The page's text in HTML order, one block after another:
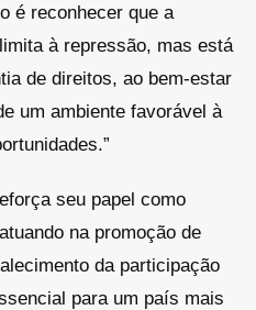
é reconhecer que a
à repressão, mas está
de direitos, ao bem-estar
um ambiente favorável à
seu papel como
na promoção de
da participação
para um país mais